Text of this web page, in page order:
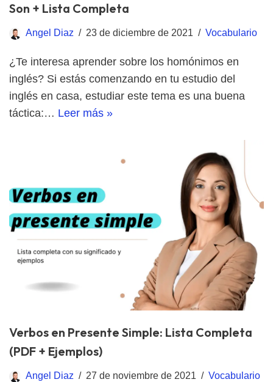
Son + Lista Completa
Angel Diaz 23 de diciembre de 2021 Vocabulario
¿Te interesa aprender sobre los homónimos en
inglés? Si estás comenzando en tu estudio del
inglés en casa, estudiar este tema es una buena
táctica:… Leer más »
Verbos en Presente Simple: Lista Completa
(PDF + Ejemplos)
Angel Diaz 27 de noviembre de 2021 Vocabulario